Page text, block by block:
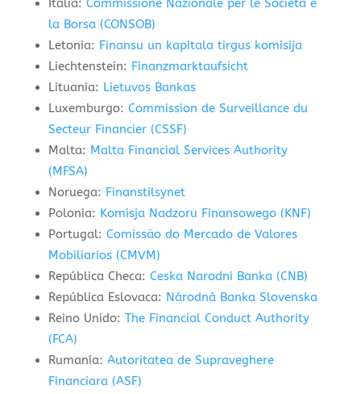
Italia: Commissione Nazionale per le Societa e
la Borsa (CONSOB)
Letonia: Finansu un kapitala tirgus komisija
Liechtenstein: Finanzmarktaufsicht
Lituania: Lietuvos Bankas
Luxemburgo: Commission de Surveillance du
Secteur Financier (CSSF)
Malta: Malta Financial Services Authority
(MFSA)
Noruega: Finanstilsynet
Polonia: Komisja Nadzoru Finansowego (KNF)
Portugal: Comissäo do Mercado de Valores
Mobiliarios (CMVM)
República Checa: Ceska Narodni Banka (CNB)
República Eslovaca: Národná Banka Slovenska
Reino Unido: The Financial Conduct Authority
(FCA)
Rumanía: Autoritatea de Supraveghere
Financiara (ASF)